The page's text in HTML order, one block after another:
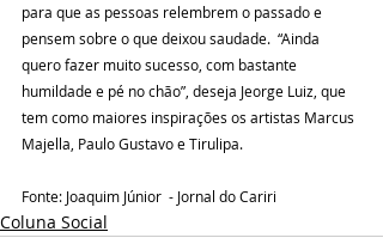
para que as pessoas relembrem o passado e
pensem sobre o que deixou saudade.  “Ainda
quero fazer muito sucesso, com bastante
humildade e pé no chão”, deseja Jeorge Luiz, que
tem como maiores inspirações os artistas Marcus
Majella, Paulo Gustavo e Tirulipa.
Fonte: Joaquim Júnior  - Jornal do Cariri
Coluna Social